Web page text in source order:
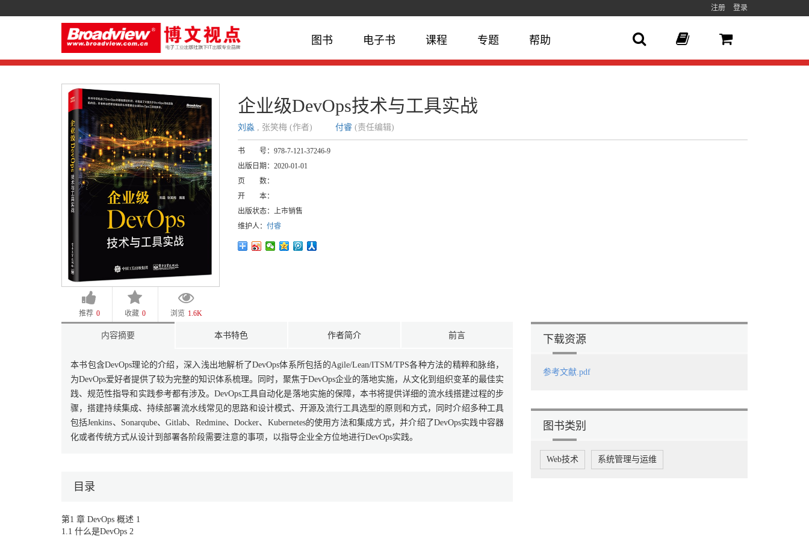
注册 登录
图书 电子书 课程 专题 帮助
推荐 0 收藏 0 浏览 1.6K
企业级DevOps技术与工具实战
刘淼 , 张笑梅 (作者) 付睿(责任编辑)
书 号： 978-7-121-37246-9
出版日期： 2020-01-01
页 数：
开 本：
出版状态： 上市销售
维护人： 付睿
内容摘要 本书特色 作者简介 前言
本书包含DevOps理论的介绍，深入浅出地解析了DevOps体系所包括的Agile/Lean/ITSM/TPS各种方法的精粹和脉络，
为DevOps爱好者提供了较为完整的知识体系梳理。同时，聚焦于DevOps企业的落地实施，从文化到组织变革的最佳实
践、规范性指导和实践参考都有涉及。DevOps工具自动化是落地实施的保障，本书将提供详细的流水线搭建过程的步
骤，搭建持续集成、持续部署流水线常见的思路和设计模式、开源及流行工具选型的原则和方式，同时介绍多种工具
包括Jenkins、Sonarqube、Gitlab、Redmine、Docker、Kubernetes的使用方法和集成方式，并介绍了DevOps实践中容器
化或者传统方式从设计到部署各阶段需要注意的事项，以指导企业全方位地进行DevOps实践。
目录
第1 章 DevOps 概述 1
1.1 什么是DevOps 2
下载资源
参考文献.pdf
图书类别
Web技术 系统管理与运维